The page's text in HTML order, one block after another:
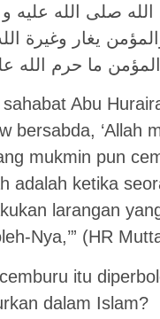
صلى الله عليه
يغار وغيرة
ما حرم الله
Abu
bersabda, ‘Allah
mukmin pun
adalah ketika
larangan
Nya,’” (HR
itu
dalam Islam?